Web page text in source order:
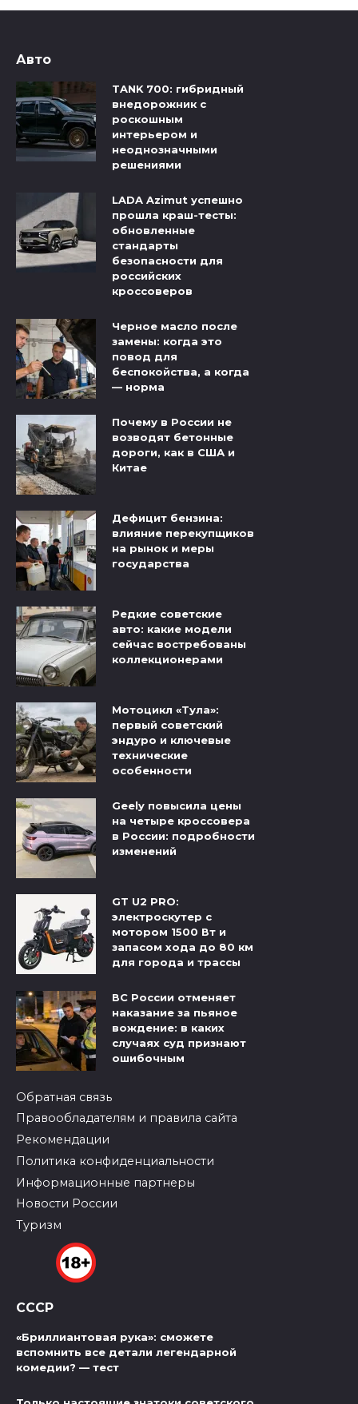
Авто
TANK 700: гибридный
внедорожник с
роскошным
интерьером и
неоднозначными
решениями
LADA Azimut успешно
прошла краш-тесты:
обновленные
стандарты
безопасности для
российских
кроссоверов
Черное масло после
замены: когда это
повод для
беспокойства, а когда
— норма
Почему в России не
возводят бетонные
дороги, как в США и
Китае
Дефицит бензина:
влияние перекупщиков
на рынок и меры
государства
Редкие советские
авто: какие модели
сейчас востребованы
коллекционерами
Мотоцикл «Тула»:
первый советский
эндуро и ключевые
технические
особенности
Geely повысила цены
на четыре кроссовера
в России: подробности
изменений
GT U2 PRO:
электроскутер с
мотором 1500 Вт и
запасом хода до 80 км
для города и трассы
ВС России отменяет
наказание за пьяное
вождение: в каких
случаях суд признают
ошибочным
Обратная связь
Правообладателям и правила сайта
Рекомендации
Политика конфиденциальности
Информационные партнеры
Новости России
Туризм
СССР
«Бриллиантовая рука»: сможете
вспомнить все детали легендарной
комедии? — тест